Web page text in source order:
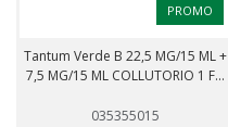
PROMO
Tantum Verde B 22,5 MG/15 ML +
7,5 MG/15 ML COLLUTORIO 1 F...
035355015